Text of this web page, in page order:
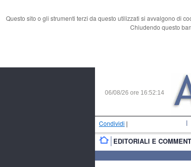
Questo sito o gli strumenti terzi da questo utilizzati si avvalgono di
Chiudendo questo
06/08/26 ore 16:52:15
Condividi |
EDITORIALI E